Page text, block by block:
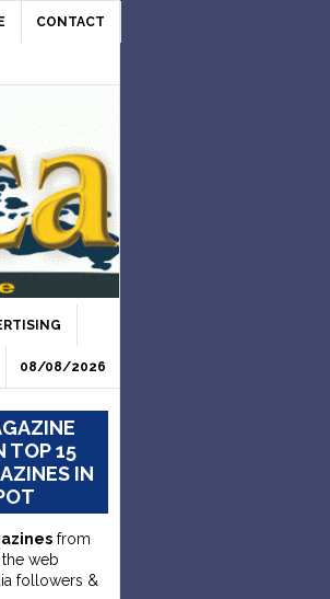
CONTACT
08/08/2026
TOP 15
IN
from
web
followers &